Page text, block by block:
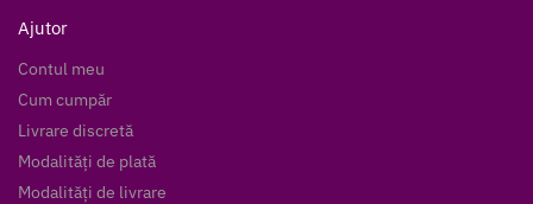
Ajutor
Contul meu
Cum cumpăr
Livrare discretă
Modalități de plată
Modalități de livrare